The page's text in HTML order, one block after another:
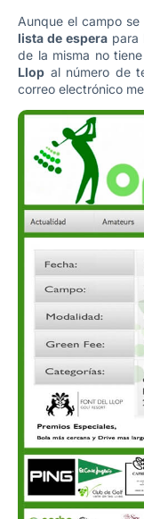
Aunque el campo
lista de espera para
de la misma no
Llop al número de
correo electrónico